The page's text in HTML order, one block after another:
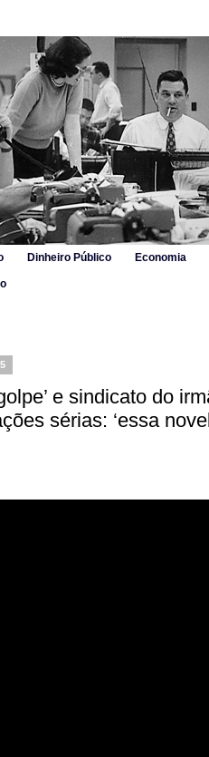
Dinheiro Público Economia
e sindicato do
sérias: ‘essa